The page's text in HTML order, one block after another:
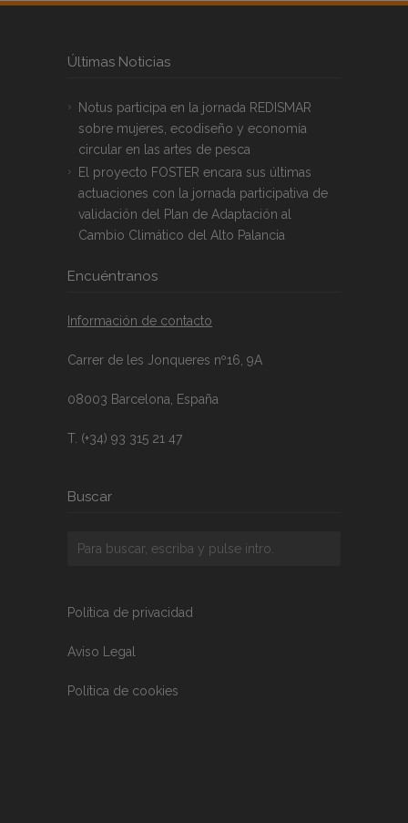
Últimas Noticias
Notus participa en la jornada REDISMAR
sobre mujeres, ecodiseño y economía
circular en las artes de pesca
El proyecto FOSTER encara sus últimas
actuaciones con la jornada participativa de
validación del Plan de Adaptación al
Cambio Climático del Alto Palancia
Encuéntranos
Información de contacto
Carrer de les Jonqueres nº16, 9A
08003 Barcelona, España
T. (+34) 93 315 21 47
Buscar
Política de privacidad
Aviso Legal
Política de cookies